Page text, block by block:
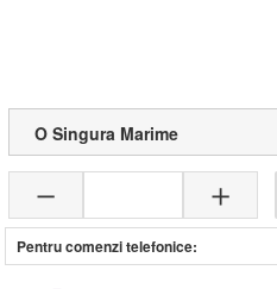
O Singura Marime
Pentru comenzi telefonice: